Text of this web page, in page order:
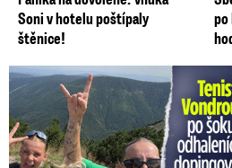
Soni v hotelu poštípaly
štěnice!
Vondroušová po šokujících